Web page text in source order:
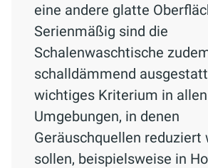
eine andere glatte
Serienmäßig sind die
Schalenwaschtische
schalldämmend
wichtiges Kriterium in allen
Umgebungen, in denen
Geräuschquellen reduziert
sollen, beispielsweise in